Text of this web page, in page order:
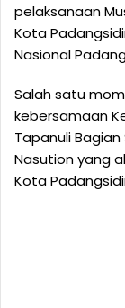
pelaksanaan
Kota
Nasional
Salah satu
kebersamaan
Tapanuli
Nasution yang
Kota